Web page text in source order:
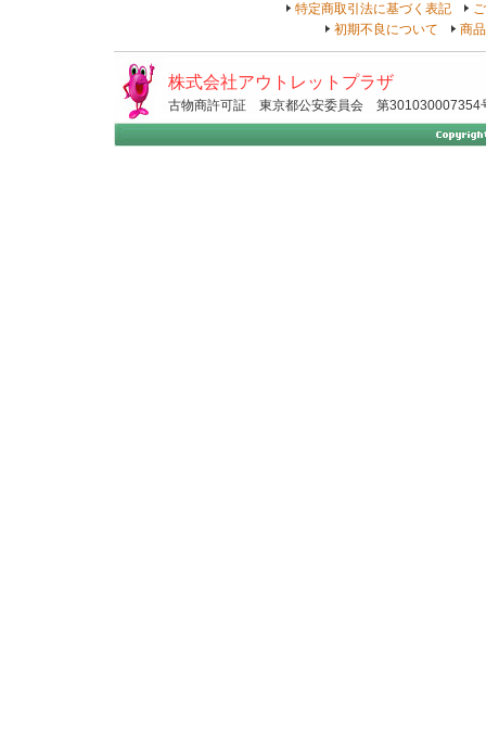
特定商取引法に基づく表記
初期不良について
商
株式会社アウトレットプラザ
古物商許可証 東京都公安委員会 第301030007354